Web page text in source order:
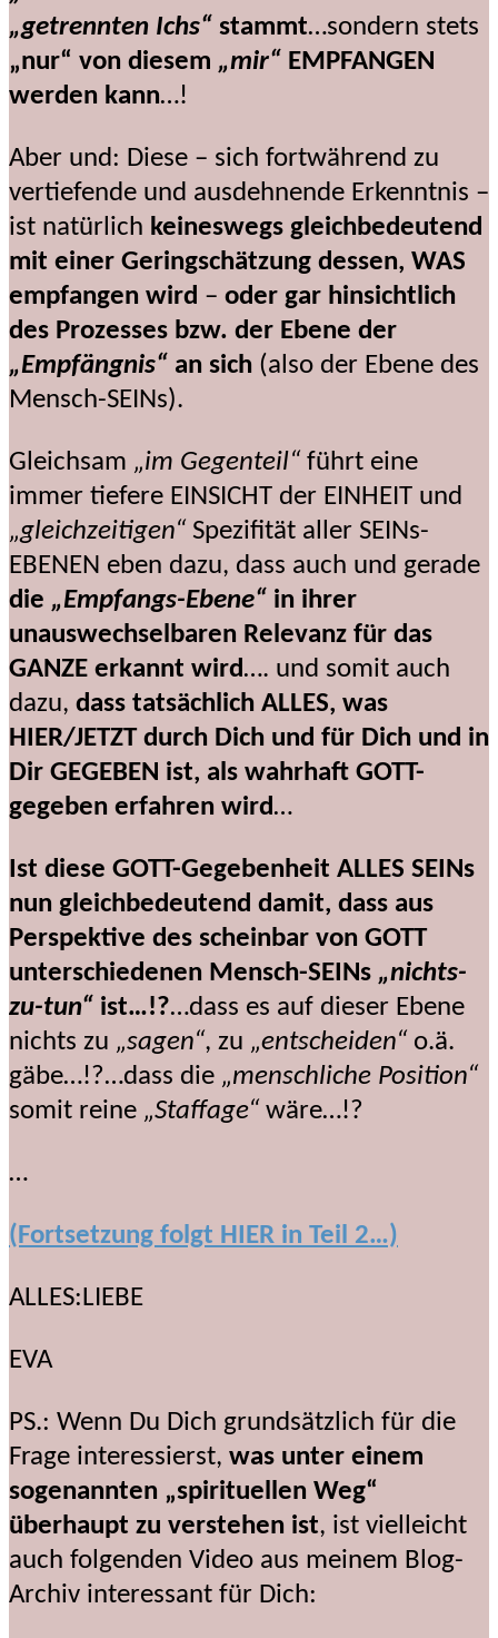
„getrennten Ichs“ stammt…sondern stets
„nur“ von diesem „mir“ EMPFANGEN
werden kann…!
Aber und: Diese – sich fortwährend zu
vertiefende und ausdehnende Erkenntnis –
ist natürlich keineswegs gleichbedeutend
mit einer Geringschätzung dessen, WAS
empfangen wird – oder gar hinsichtlich
des Prozesses bzw. der Ebene der
„Empfängnis“ an sich (also der Ebene des
Mensch-SEINs).
Gleichsam „im Gegenteil“ führt eine
immer tiefere EINSICHT der EINHEIT und
„gleichzeitigen“ Spezifität aller SEINs-
EBENEN eben dazu, dass auch und gerade
die „Empfangs-Ebene“ in ihrer
unauswechselbaren Relevanz für das
GANZE erkannt wird…. und somit auch
dazu, dass tatsächlich ALLES, was
HIER/JETZT durch Dich und für Dich und in
Dir GEGEBEN ist, als wahrhaft GOTT-
gegeben erfahren wird…
Ist diese GOTT-Gegebenheit ALLES SEINs
nun gleichbedeutend damit, dass aus
Perspektive des scheinbar von GOTT
unterschiedenen Mensch-SEINs „nichts-
zu-tun“ ist…!?…dass es auf dieser Ebene
nichts zu „sagen“, zu „entscheiden“ o.ä.
gäbe…!?…dass die „menschliche Position“
somit reine „Staffage“ wäre…!?
…
(Fortsetzung folgt HIER in Teil 2…)
ALLES:LIEBE
EVA
PS.: Wenn Du Dich grundsätzlich für die
Frage interessierst, was unter einem
sogenannten „spirituellen Weg“
überhaupt zu verstehen ist, ist vielleicht
auch folgenden Video aus meinem Blog-
Archiv interessant für Dich: